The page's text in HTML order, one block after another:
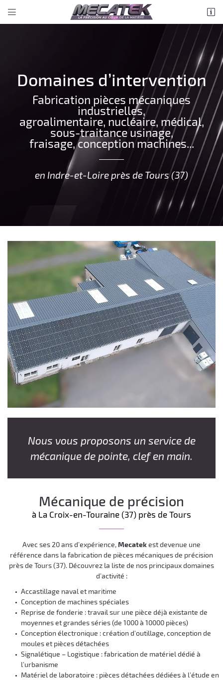
 
LA PETITE CHAUVINIERE
Adresse email de réception
Recopier le code ci-contre
En cochant cette case, vous consentez à recevoir nos propositions commerciales à
l'adresse email indiqué ci-dessus. Vous pouvez vous désinscrire à tout moment en
le formulaire de désinscription.
Inscription
Domaines d’intervention
Fabrication pièces mécaniques
industrielles,
agroalimentaire, nucléaire, médical,
sous-traitance usinage,
fraisage, conception machines...
en Indre-et-Loire près de Tours (37)
Nous vous proposons un service de
mécanique de pointe, clef en main.
Mécanique de précision
à La Croix-en-Touraine (37) près de Tours
Avec ses 20 ans d’expérience,Mecatekest devenue une
référence dans la fabrication de pièces mécaniques de précision
près de Tours (37). Découvrez la liste de nos principaux domaines
d’activité :
Accastillage naval et maritime
Conception de machines spéciales
Reprise de fonderie : travail sur une pièce déjà existante de
moyennes et grandes séries (de 1000 à 10000 pièces)
Conception électronique : création d’outillage, conception de
moules et pièces détachées
Signalétique – Logistique : fabrication de matériel dédié à
l’urbanisme
Matériel de laboratoire : pièces détachées dédiées à l’étude en